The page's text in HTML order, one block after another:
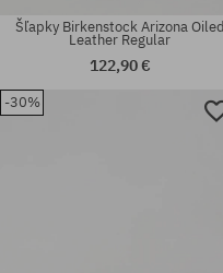
Dostupné veľkosti:
Šľapky Birkenstock Arizona Oiled
Leather Regular
122,90 €
-30%